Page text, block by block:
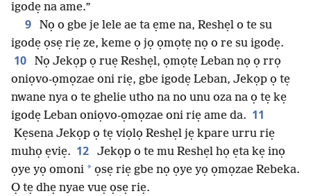
igodẹ na ame.”
9
Nọ o gbe je lele ae ta ẹme na, Reshẹl o te su
igodẹ ọsẹ riẹ ze, keme ọ jọ ọmọtẹ nọ o re su igodẹ.
10
Nọ Jekọp ọ ruẹ Reshẹl, ọmọtẹ Leban nọ ọ rrọ
oniọvo-ọmọzae oni riẹ, gbe igodẹ Leban, Jekọp ọ tẹ
nwane nya o te ghelie utho na no unu oza na ọ tẹ kẹ
igodẹ Leban oniọvo-ọmọzae oni riẹ ame da. 11
Kẹsena Jekọp ọ tẹ viọlọ Reshẹl jẹ kpare urru riẹ
muhọ ẹviẹ. 12
Jekọp o te mu Reshẹl họ ẹta kẹ inọ
ọye yọ omoni * ọsẹ riẹ gbe nọ ọye yọ ọmọzae Rebeka.
Ọ tẹ dhẹ nyae vuẹ ọsẹ riẹ.